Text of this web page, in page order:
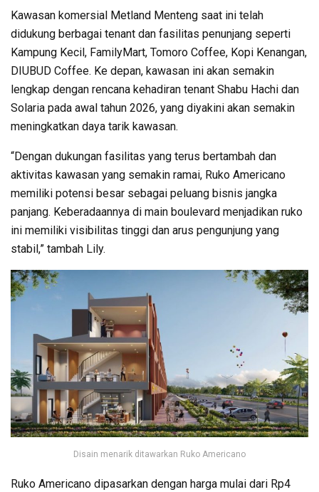
Kawasan komersial Metland Menteng saat ini telah
didukung berbagai tenant dan fasilitas penunjang seperti
Kampung Kecil, FamilyMart, Tomoro Coffee, Kopi Kenangan,
DIUBUD Coffee. Ke depan, kawasan ini akan semakin
lengkap dengan rencana kehadiran tenant Shabu Hachi dan
Solaria pada awal tahun 2026, yang diyakini akan semakin
meningkatkan daya tarik kawasan.
“Dengan dukungan fasilitas yang terus bertambah dan
aktivitas kawasan yang semakin ramai, Ruko Americano
memiliki potensi besar sebagai peluang bisnis jangka
panjang. Keberadaannya di main boulevard menjadikan ruko
ini memiliki visibilitas tinggi dan arus pengunjung yang
stabil,” tambah Lily.
Disain menarik ditawarkan Ruko Americano
Ruko Americano dipasarkan dengan harga mulai dari Rp4